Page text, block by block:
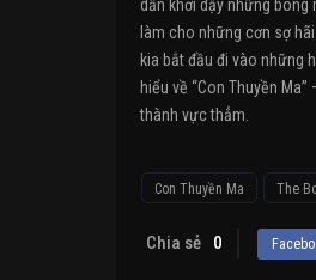
dần khơi dậy những bóng
làm cho những cơn sợ
kia bắt đầu đi vào những
hiểu về “Con Thuyền
thành vực thẳm.
Con Thuyền Ma The
Chia sẻ 0